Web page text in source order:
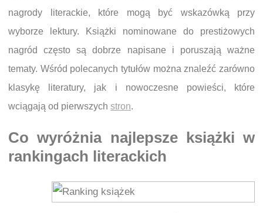
nagrody literackie, które mogą być wskazówką przy
wyborze lektury. Książki nominowane do prestiżowych
nagród często są dobrze napisane i poruszają ważne
tematy. Wśród polecanych tytułów można znaleźć zarówno
klasykę literatury, jak i nowoczesne powieści, które
wciągają od pierwszych stron.
Co wyróżnia najlepsze książki w
rankingach literackich